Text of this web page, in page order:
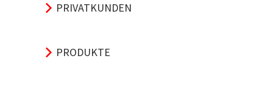
PRIVATKUNDEN
PRODUKTE